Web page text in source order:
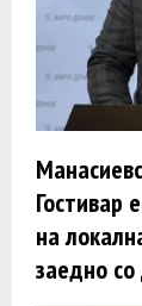
Гостивар
на
заедно